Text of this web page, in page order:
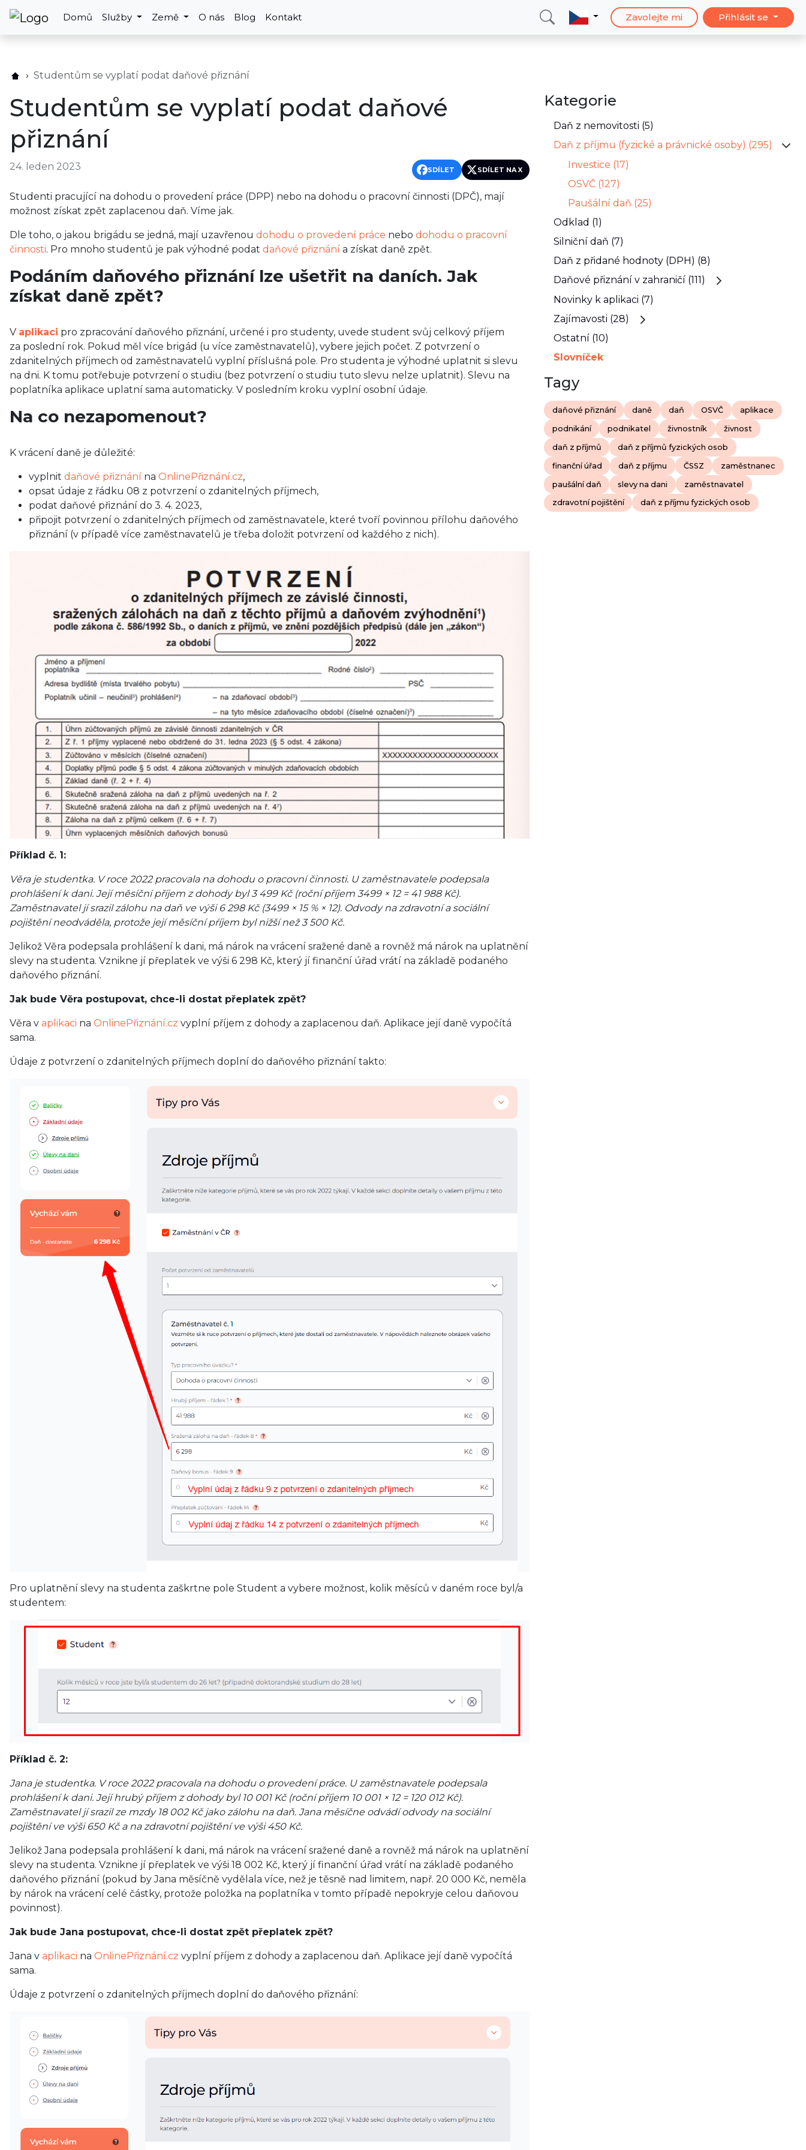
Domů Služby Země O nás Blog Kontakt Zavolejte mi Přihlásit se
Studentům se vyplatí podat daňové přiznání
Studentům se vyplatí podat daňové
přiznání
24. leden 2023 SDÍLET SDÍLET NA X
Studenti pracující na dohodu o provedení práce (DPP) nebo na dohodu o pracovní činnosti (DPČ), mají
možnost získat zpět zaplacenou daň. Víme jak.
Dle toho, o jakou brigádu se jedná, mají uzavřenou dohodu o provedení práce nebo dohodu o pracovní
činnosti. Pro mnoho studentů je pak výhodné podat daňové přiznání a získat daně zpět.
Podáním daňového přiznání lze ušetřit na daních. Jak
získat daně zpět?
V aplikaci pro zpracování daňového přiznání, určené i pro studenty, uvede student svůj celkový příjem
za poslední rok. Pokud měl více brigád (u více zaměstnavatelů), vybere jejich počet. Z potvrzení o
zdanitelných příjmech od zaměstnavatelů vyplní příslušná pole. Pro studenta je výhodné uplatnit si slevu
na dni. K tomu potřebuje potvrzení o studiu (bez potvrzení o studiu tuto slevu nelze uplatnit). Slevu na
poplatníka aplikace uplatní sama automaticky. V posledním kroku vyplní osobní údaje.
Na co nezapomenout?
K vrácení daně je důležité:
vyplnit daňové přiznání na OnlinePřiznání.cz,
opsat údaje z řádku 08 z potvrzení o zdanitelných příjmech,
podat daňové přiznání do 3. 4. 2023,
připojit potvrzení o zdanitelných příjmech od zaměstnavatele, které tvoří povinnou přílohu daňového
přiznání (v případě více zaměstnavatelů je třeba doložit potvrzení od každého z nich).
Příklad č. 1:
Věra je studentka. V roce 2022 pracovala na dohodu o pracovní činnosti. U zaměstnavatele podepsala
prohlášení k dani. Její měsíční příjem z dohody byl 3 499 Kč (roční příjem 3499 × 12 = 41 988 Kč).
Zaměstnavatel jí srazil zálohu na daň ve výši 6 298 Kč (3499 × 15 % × 12). Odvody na zdravotní a sociální
pojištění neodváděla, protože její měsíční pŕíjem byl nižší než 3 500 Kč.
Jelikož Věra podepsala prohlášení k dani, má nárok na vrácení sražené daně a rovněž má nárok na uplatnění
slevy na studenta. Vznikne jí přeplatek ve výši 6 298 Kč, který jí finanční úřad vrátí na základě podaného
daňového přiznání.
Jak bude Věra postupovat, chce-li dostat přeplatek zpět?
Věra v aplikaci na OnlinePřiznání.cz vyplní příjem z dohody a zaplacenou daň. Aplikace její daně vypočítá
sama.
Údaje z potvrzení o zdanitelných příjmech doplní do daňového přiznání takto:
Pro uplatnění slevy na studenta zaškrtne pole Student a vybere možnost, kolik měsíců v daném roce byl/a
studentem:
Příklad č. 2:
Jana je studentka. V roce 2022 pracovala na dohodu o provedení práce. U zaměstnavatele podepsala
prohlášení k dani. Její hrubý příjem z dohody byl 10 001 Kč (roční příjem 10 001 × 12 = 120 012 Kč).
Zaměstnavatel jí srazil ze mzdy 18 002 Kč jako zálohu na daň. Jana měsíčne odvádí odvody na sociální
pojištění ve výši 650 Kč a na zdravotní pojištění ve výši 450 Kč.
Jelikož Jana podepsala prohlášení k dani, má nárok na vrácení sražené daně a rovněž má nárok na uplatnění
slevy na studenta. Vznikne jí přeplatek ve výši 18 002 Kč, který jí finanční úřad vrátí na základě podaného
daňového přiznání (pokud by Jana měsíčně vydělala více, než je těsně nad limitem, např. 20 000 Kč, neměla
by nárok na vrácení celé částky, protože položka na poplatníka v tomto případě nepokryje celou daňovou
povinnost).
Jak bude Jana postupovat, chce-li dostat zpět přeplatek zpět?
Jana v aplikaci na OnlinePřiznání.cz vyplní příjem z dohody a zaplacenou daň. Aplikace její daně vypočítá
sama.
Údaje z potvrzení o zdanitelných příjmech doplní do daňového přiznání:
Kategorie
Daň z nemovitosti (5)
Daň z příjmu (fyzické a právnické osoby) (295)
Investice (17)
OSVČ (127)
Paušální daň (25)
Odklad (1)
Silniční daň (7)
Daň z přidané hodnoty (DPH) (8)
Daňové přiznání v zahraničí (111)
Novinky k aplikaci (7)
Zajímavosti (28)
Ostatní (10)
Slovníček
Tagy
daňové přiznání daně daň OSVČ aplikace
podnikání podnikatel živnostník živnost
daň z příjmů daň z příjmů fyzických osob
finanční úřad daň z příjmu ČSSZ zaměstnanec
paušální daň slevy na dani zaměstnavatel
zdravotní pojištění daň z příjmu fyzických osob